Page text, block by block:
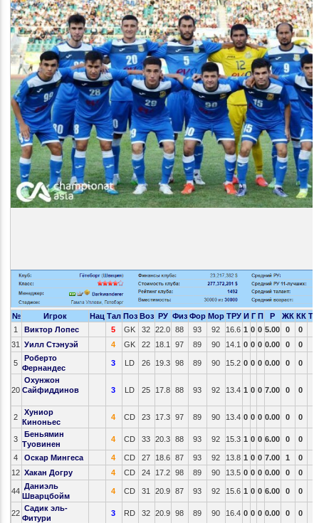
№ Игрок Нац Тал Поз Воз РУ Физ Фор Мор ТРУ И Г П Р ЖК КК ТС
1
Виктор Лопес 5 GK 32 22.0 88 93 92 16.6 1 0 0 5.00 0
0
31
Уилл Стэнуэй 4 GK 22 18.1 97 89 90 14.1 0 0 0 0.00 0 0
5
Роберто
Фернандес
3 LD 26 19.3 98 89 90 15.2 0 0 0 0.00 0 0
20
Охунжон
Сайфиддинов
3 LD 25 17.8 88 93 92 13.4 1 0 0 7.00 0 0
2
Хуниор
Киноньес
4 CD 23 17.3 97 89 90 13.4 0 0 0 0.00 0 0
3
Беньямин
Туовинен
4 CD 33 20.3 88 93 92 15.3 1 0 0 6.00 0 0
4 Оскар Мингеса 4 CD 27 18.6 87 93 92 13.8 1 0 0 7.00 1
0
12 Хакан Догру 4 CD 24 17.2 98 89 90 13.5 0 0 0 0.00 0 0
44
Даниэль
Шварцбойм
4 CD 31 20.9 87 93 92 15.6 1 0 0 6.00 0 0
22
Садик эль-
Фитури
3 RD 32 20.9 98 89 90 16.4 0 0 0 0.00 0 0